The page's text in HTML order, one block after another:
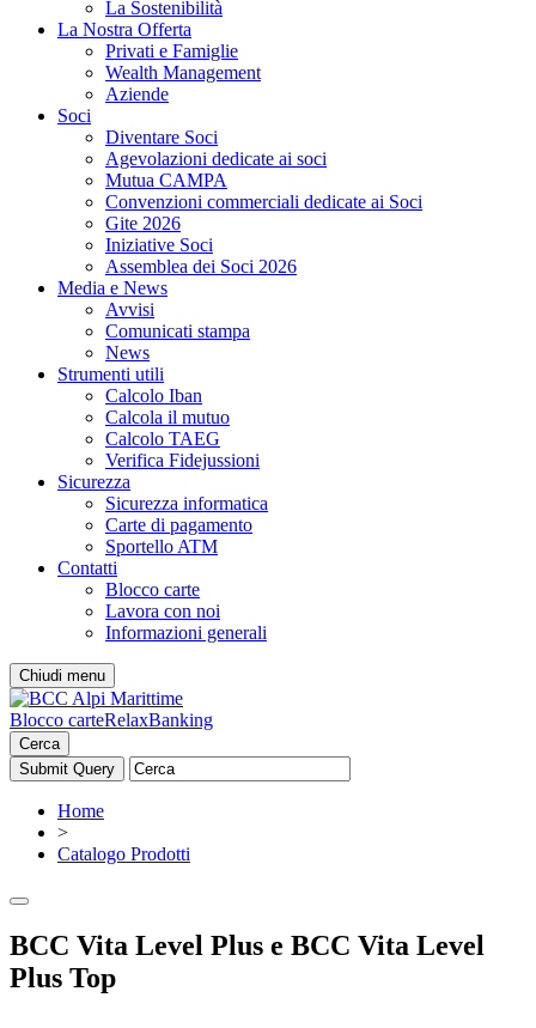
La Sostenibilità
La Nostra Offerta
Privati e Famiglie
Wealth Management
Aziende
Soci
Diventare Soci
Agevolazioni dedicate ai soci
Mutua CAMPA
Convenzioni commerciali dedicate ai Soci
Gite 2026
Iniziative Soci
Assemblea dei Soci 2026
Media e News
Avvisi
Comunicati stampa
News
Strumenti utili
Calcolo Iban
Calcola il mutuo
Calcolo TAEG
Verifica Fidejussioni
Sicurezza
Sicurezza informatica
Carte di pagamento
Sportello ATM
Contatti
Blocco carte
Lavora con noi
Informazioni generali
Chiudi menu
Blocco carteRelaxBanking
Cerca
Home
>
Catalogo Prodotti
BCC Vita Level Plus e BCC Vita Level
Plus Top